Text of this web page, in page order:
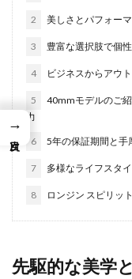
2 美しさとパフォー
3 豊富な選択肢で個
4 ビジネスからアウ
5
40mmモデルのご
力
6 5年の保証期間と手
7 多様なライフスタ
8 ロンジン スピリッ
先駆的な美学
→